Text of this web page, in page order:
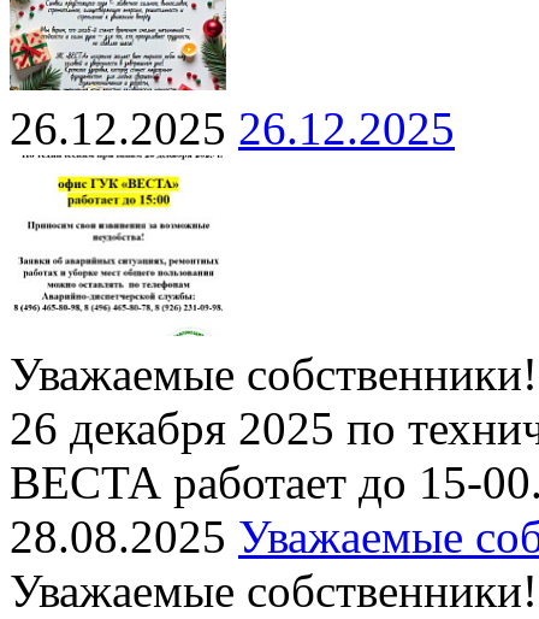
26.12.2025 26.12.2025
Уважаемые собственники!
26 декабря 2025 по
ВЕСТА работает до 15-
28.08.2025 Уважаемые
Уважаемые собственники!